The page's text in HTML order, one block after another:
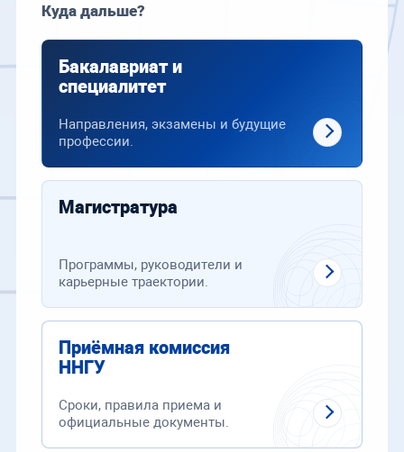
Куда дальше?
Бакалавриат и
специалитет
Направления, экзамены и будущие
профессии.
Магистратура
Программы, руководители и
карьерные траектории.
Приёмная комиссия
ННГУ
Сроки, правила приема и
официальные документы.